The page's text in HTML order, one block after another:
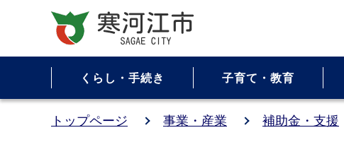
くらし・手続き 子育て・教育
トップページ 事業・産業 補助金・支援